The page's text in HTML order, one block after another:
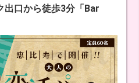
口から徒歩3分「Bar